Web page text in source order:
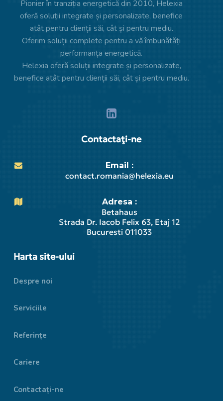
Pionier în tranziția energetică din 2010, Helexia
oferă soluții integrate și personalizate, benefice
atât pentru clienții săi, cât și pentru mediu.
Oferim soluții complete pentru a vă îmbunătăți
performanța energetică.
Helexia oferă soluții integrate și personalizate,
benefice atât pentru clienții săi, cât și pentru mediu.
Contactaţi-ne
Email :
contact.romania@helexia.eu
Adresa :
Betahaus
Strada Dr. Iacob Felix 63, Etaj 12
Bucuresti 011033
Harta site-ului
Despre noi
Serviciile
Referințe
Cariere
Contactați-ne